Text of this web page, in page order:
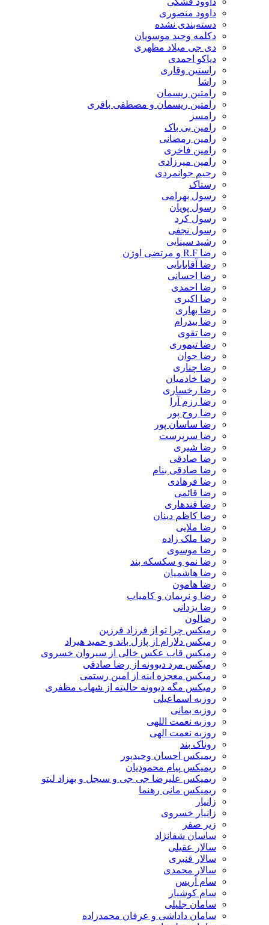
داوود منصوری
دسته‌بندی نشده
دکلمه وحید موسویان
دی جی میلاد مظهری
دیاکو احمدی
راستین وقاری
راشا
رامتین ریسمان
رامتین ریسمان و مصطفی باقری
رامسز
رامین بی باک
رامین رمضانی
رامین فاخری
رامین میرزادی
رحیم جوانمردی
رستاک
رسول بهرامی
رسول پویان
رسول کرد
رسول نجفی
رشید سینایی
رضا R.F و مرتضی اوژن
رضا آقابابایی
رضا احسانی
رضا احمدی
رضا اکبری
رضا بهاری
رضا بیدرام
رضا تقوی
رضا تیموری
رضا جوان
رضا چناری
رضا خادمیان
رضا رخساری
رضا رزم آرا
رضا روح پور
رضا ساسان پور
رضا سرپرست
رضا شیری
رضا صادقی
رضا صادقی بنام
رضا فرهادی
رضا قائمی
رضا قندهاری
رضا کاظم دینان
رضا ملایی
رضا ملک زاده
رضا موسوی
رضا نمو و سکسکه بند
رضا هاشمیان
رضا هامون
رضا و نریمان و کامیاب
رضا یزدانی
رضالون
رمیکس چرا تو از فرزاد فرزین
رمیکس دلارام از پازل باند و حمید هیراد
رمیکس قاب عکس خالی از سیروان خسروی
رمیکس مرد دیوونه از رضا صادقی
رمیکس معجزه اینه از امین رستمی
رمیکس مگه دیوونه حالیته از شهاب مظفری
روزبه اسماعیلی
روزبه بمانی
روزبه نعمت اللهی
روزبه نعمت الهی
روناک بند
ریمیکس احسان وحیدپور
ریمیکس پیام محمودیان
ریمیکس علیرضا جی جی و سیجل و بهزاد لیتو
ریمیکس مانی رهنما
زانیار
زانیار خسروی
زیر صفر
ساسان شفانژاد
سالار عقیلی
سالار قنبری
سالار محمدی
سام آریس
سام کوشیار
سامان جلیلی
سامان داداشی و عرفان محمدزاده